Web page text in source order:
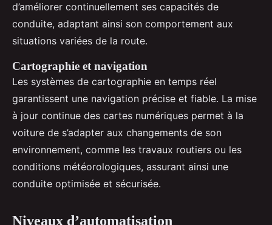
d’améliorer continuellement ses capacités de
conduite, adaptant ainsi son comportement aux
situations variées de la route.
Cartographie et navigation
Les systèmes de cartographie en temps réel
garantissent une navigation précise et fiable. La mise
à jour continue des cartes numériques permet à la
voiture de s’adapter aux changements de son
environnement, comme les travaux routiers ou les
conditions météorologiques, assurant ainsi une
conduite optimisée et sécurisée.
Niveaux d’automatisation